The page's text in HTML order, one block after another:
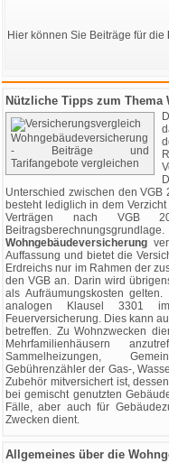
Hier können Sie Beiträge für die
Nützliche Tipps zum Thema
Unterschied zwischen den
besteht lediglich in dem
Verträgen nach VGB
Wohngebäudeversicherung
Auffassung und bietet die
Erdreichs nur im Rahmen der
den VGB an. Darin wird
als Aufräumungskosten
analogen Klausel 3301
Feuerversicherung. Dies kann
betreffen. Zu Wohnzwecken
Mehrfamilienhäusern
Sammelheizungen,
Gebührenzähler der Gas-,
Zubehör mitversichert ist,
bei gemischt genutzten
Fälle, aber auch für
Zwecken dient.
Allgemeines über die